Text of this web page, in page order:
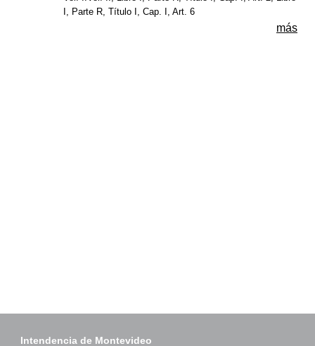
I, Parte R, Título I, Cap. I, Art. 6
más
Intendencia de Montevideo